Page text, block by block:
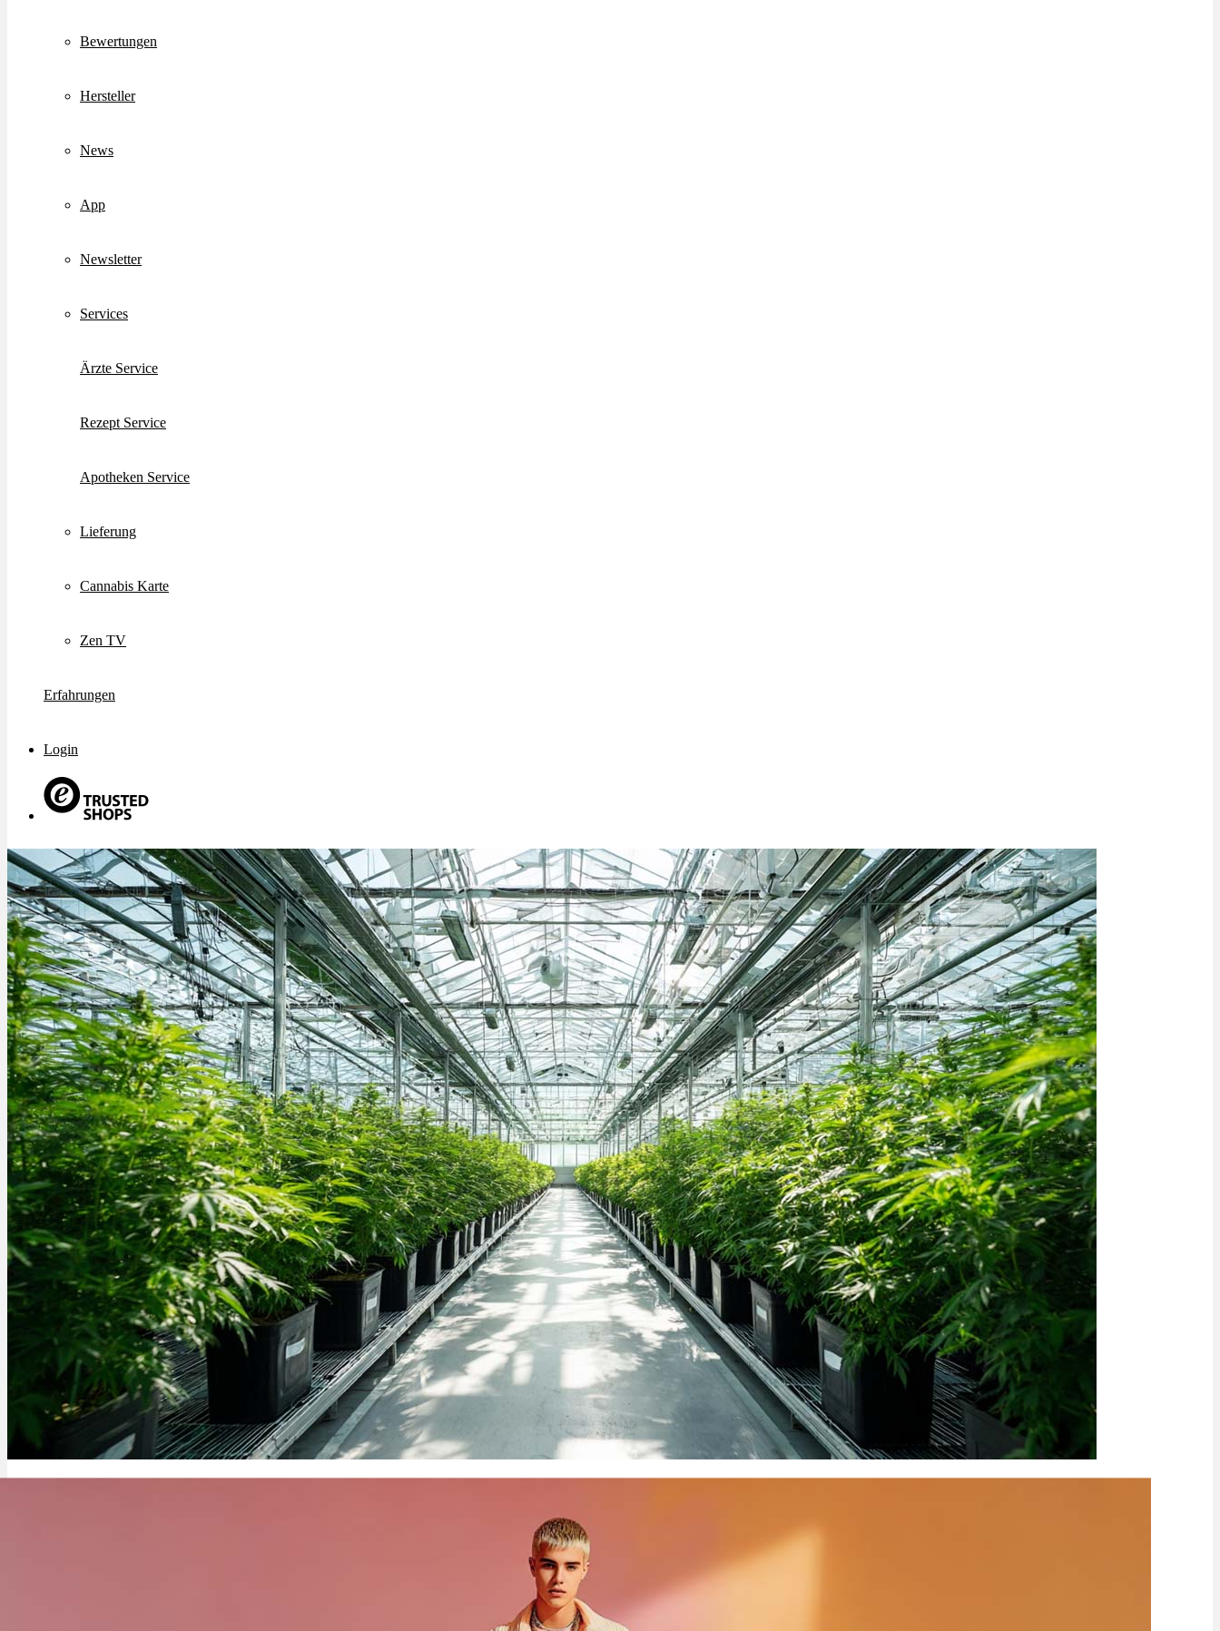
Bewertungen
Hersteller
News
App
Newsletter
Services
Ärzte Service
Rezept Service
Apotheken Service
Lieferung
Cannabis Karte
Zen TV
Erfahrungen
Login
Menü Menü